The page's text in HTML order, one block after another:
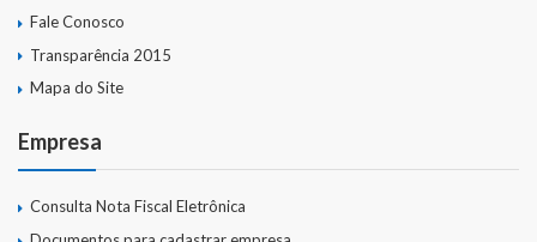
Fale Conosco
Transparência 2015
Mapa do Site
Empresa
Consulta Nota Fiscal Eletrônica